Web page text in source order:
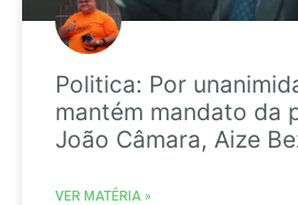
Politica: Por
mantém mandato da
João Câmara, Aize
VER MATÉRIA »